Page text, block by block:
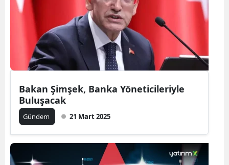
Bakan Şimşek, Banka Yöneticileriyle
Buluşacak
Gündem 21 Mart 2025